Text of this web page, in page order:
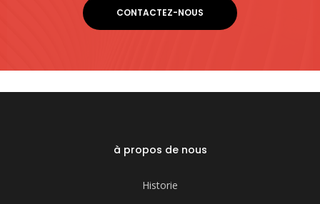
CONTACTEZ-NOUS
à propos de nous
Historie